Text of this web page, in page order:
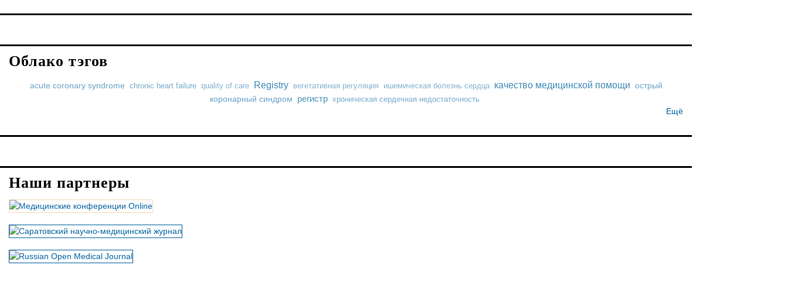
Облако тэгов
acute coronary syndrome chronic heart failure quality of care Registry вегетативная регуляция ишемическая болезнь сердца качество медицинской помощи острый
коронарный синдром
регистр хроническая сердечная недостаточность
Ещё
Наши партнеры